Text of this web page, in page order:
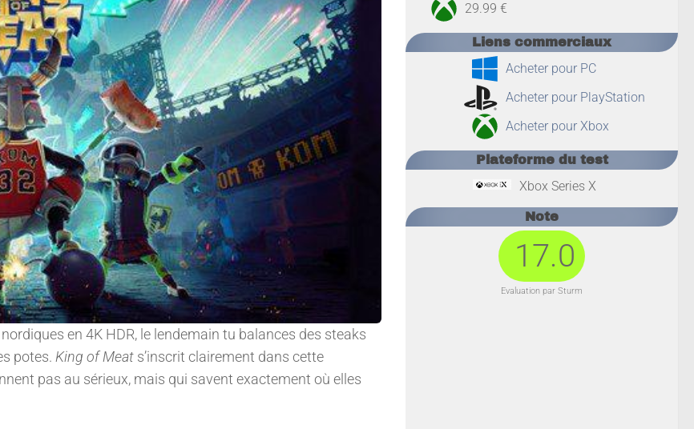
en 4K HDR, le lendemain tu balances des steaks
potes. King of Meat s’inscrit clairement dans cette
pas au sérieux, mais qui savent exactement où elles
29.99 €
Liens commerciaux
Acheter pour PC
Acheter pour PlayStation
Acheter pour Xbox
Plateforme du test
Xbox Series X
Note
17.0
Evaluation par Sturm